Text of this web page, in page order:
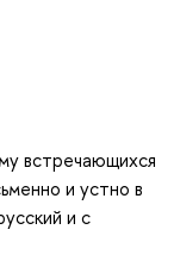
встречающихся
и устно в
и с